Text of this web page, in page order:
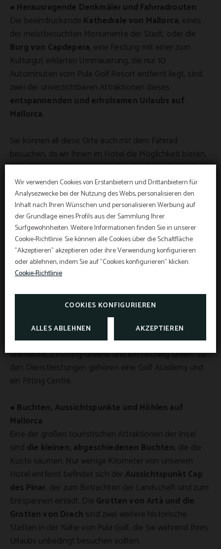
Wir verwenden Cookies von Erstanbietern und Drittanbietern für
Analysezwecke bei der Nutzung des Webs, personalisieren den
Inhalt nach Ihren Wünschen und personalisieren Werbung auf
der Grundlage eines Profils aus der Sammlung Ihrer
Surfgewohnheiten. Weitere Informationen finden Sie in unserer
Cookie-Richtlinie. Sie können alle Cookies über die Schaltfläche
"Akzeptieren" akzeptieren oder ihre Verwendung konfigurieren
oder ablehnen, indem Sie auf "Cookies konfigurieren" klicken.
Cookie-Richtlinie
COOKIES KONFIGURIEREN
ALLES ABLEHNEN AKZEPTIEREN
● Herausragende Denkmäler und Fahrradrouten
Die beeindruckende Kathedrale von Mallorca, eines
der meistbesuchten Monumente der Stadt, oder die
Burg von Capdepera, eine Festung mit einer zum
Kulturgut erklärten Ummauerung, die nur 10
Autominuten vom Pula Golf Resort entfernt liegt, sind
zwei der unverzichtbaren Attraktionen dieses
entspannenden und erholsamen Urlaubs auf
Mallorca
Sie können all diese Orte auch mit dem Fahrrad
besuchen, da wir Ihnen im Hotel die Möglichkeit bieten,
Fahrräder zu mieten, um dieInsel mit ökologischen
Verkehrsmitteln zu erkunden. Außerdem befinden wir
uns in unmittelbarer Nähe des bekannten Greenways
Manacor - Artà, der auf einer Länge von 29 Kilometern
von Manacor nach Artà führt und dabei Sant Llorenç,
Son Carrió und Son Servera passiert - eine ideale
Ergänzung zu Ihrem Urlaub.
●Golf spielen
die perfekt ist, um einen entspannenden und
erholsamen Tourismus auf Mallorca
unweit vom Hotel ausüben.
Pula Golfverfügt über eine
große Driving-Range mit zwei Ebenen, eine davon
überdacht, 2 Putting-Greens und ein Pitching Green. Zu
den Dienstleistungen gehören eine Golf Academy und
ein Fitting Centre.
● Buchten, Aussichtspunkte und Höhlen auf
Mallorca
Eine der großen touristischen Attraktionen der Insel
sind die kleinen, abgeschiedenen Buchten, die die
Küste säumen. Nur wenige Kilometer von unserem
Hotel entfernt befindet sich der Aussichtspunkt Cap
des Pinar, der zum Betrachten der Landschaft und zum
Entspannen einlädt. Die Grotten von Artà und die
Grotten von Drach sind zwei weitere historische
Stätten in der Nähe von Pula Golf, die Sie während Ihres
Urlaubs unbedingt besuchen sollten.
Sommerangebote 2026
Vom 1. Juli bis zum 5. September: Entdecke
unsere Sommeraktionen und entscheide, wie du
Golf auf Mallorca erleben möchtest.
NUTZE UNSERE GOLFANGEBOTE